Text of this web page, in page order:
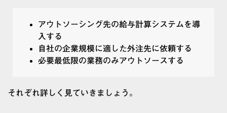
アウトソーシング先の給与計算システムを導
入する
自社の企業規模に適した外注先に依頼する
必要最低限の業務のみアウトソースする
それぞれ詳しく見ていきましょう。